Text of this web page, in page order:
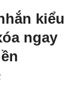
kiểu
ngay